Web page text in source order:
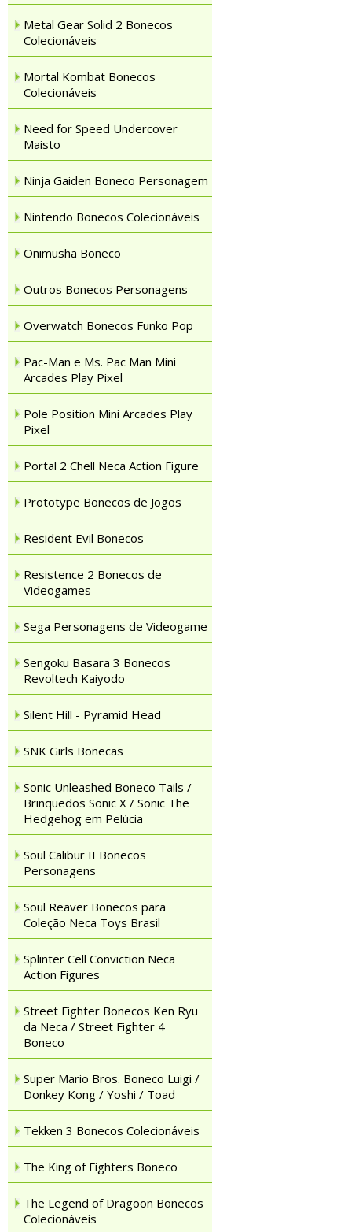
Metal Gear Solid 2 Bonecos
Colecionáveis
Mortal Kombat Bonecos
Colecionáveis
Need for Speed Undercover
Maisto
Ninja Gaiden Boneco Personagem
Nintendo Bonecos Colecionáveis
Onimusha Boneco
Outros Bonecos Personagens
Overwatch Bonecos Funko Pop
Pac-Man e Ms. Pac Man Mini
Arcades Play Pixel
Pole Position Mini Arcades Play
Pixel
Portal 2 Chell Neca Action Figure
Prototype Bonecos de Jogos
Resident Evil Bonecos
Resistence 2 Bonecos de
Videogames
Sega Personagens de Videogame
Sengoku Basara 3 Bonecos
Revoltech Kaiyodo
Silent Hill - Pyramid Head
SNK Girls Bonecas
Sonic Unleashed Boneco Tails /
Brinquedos Sonic X / Sonic The
Hedgehog em Pelúcia
Soul Calibur II Bonecos
Personagens
Soul Reaver Bonecos para
Coleção Neca Toys Brasil
Splinter Cell Conviction Neca
Action Figures
Street Fighter Bonecos Ken Ryu
da Neca / Street Fighter 4
Boneco
Super Mario Bros. Boneco Luigi /
Donkey Kong / Yoshi / Toad
Tekken 3 Bonecos Colecionáveis
The King of Fighters Boneco
The Legend of Dragoon Bonecos
Colecionáveis